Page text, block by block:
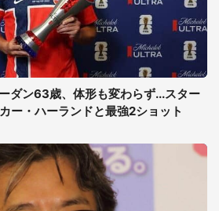
ダン63歳、体形も変わらず...スター
ー・ハーランドと最強2ショット